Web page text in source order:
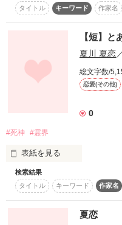
夏一番の青い恋が始まるー
夏は嫌い
タイトル
キーワード 作家名
【短】と
夏川 夏恋
総文字数/
恋愛(その他)
0
#死神 #霊界
表紙を見る
「俺の仕事は魂を取るだけ。
それだけだから」
検索結果
タイトル
キーワード 作家名
夏恋